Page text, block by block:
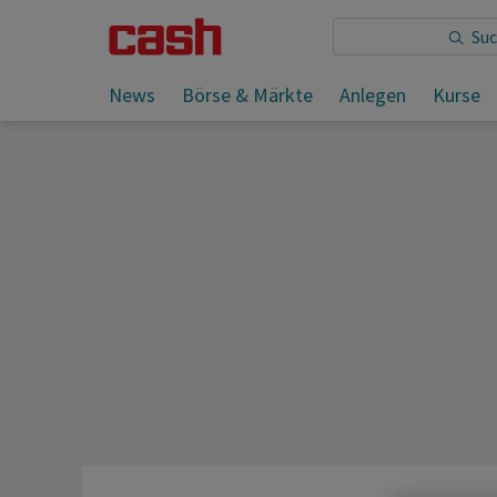
News Börse & Märkte Anlegen Kurse
Sie lesen: